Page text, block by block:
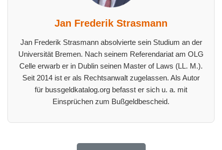
Jan Frederik Strasmann
Jan Frederik Strasmann absolvierte sein Studium an der
Universität Bremen. Nach seinem Referendariat am OLG
Celle erwarb er in Dublin seinen Master of Laws (LL. M.).
Seit 2014 ist er als Rechtsanwalt zugelassen. Als Autor
für bussgeldkatalog.org befasst er sich u. a. mit
Einsprüchen zum Bußgeldbescheid.